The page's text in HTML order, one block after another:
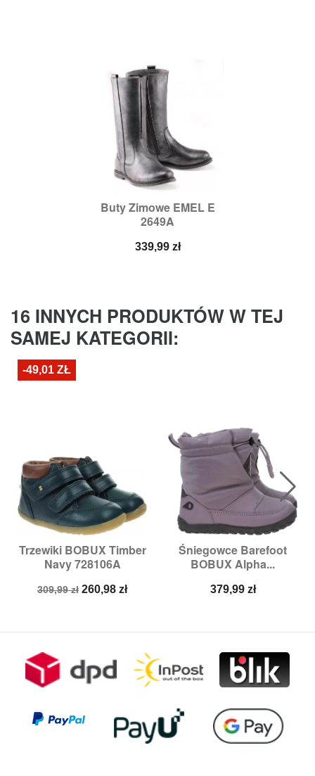
Buty Zimowe EMEL E
2649A
Cena
339,99 zł
16 INNYCH PRODUKTÓW W TEJ
SAMEJ KATEGORII:
Trzewiki BOBUX Timber
Navy 728106A
Cena
309,99 zł Cena
260,98 zł
-49,01 ZŁ
Śniegowce Barefoot
BOBUX Alpha...
Cena
379,99 zł